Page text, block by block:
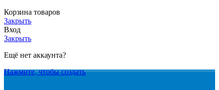
Корзина товаров
Закрыть
Вход
Закрыть
Ещё нет аккаунта?
Нажмите, чтобы создать